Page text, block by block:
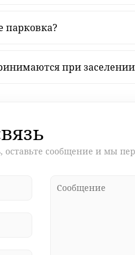
парковка?
при заселении
сообщение и мы